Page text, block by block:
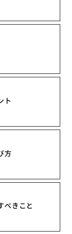
ト
方
べきこと